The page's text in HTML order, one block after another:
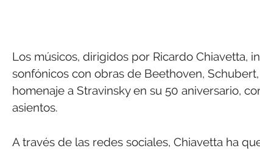
Los músicos, dirigidos por Ricardo Chiavetta,
sonfónicos con obras de Beethoven,
homenaje a Stravinsky en su 50 aniversario,
asientos.
A través de las redes sociales, Chiavetta ha